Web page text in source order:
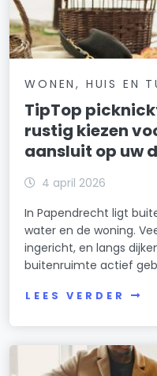
WONEN, HUIS EN
TipTop
rustig kiezen
aansluit op uw
4 april 2026
In Papendrecht ligt
water en de woning.
ingericht, en langs
buitenruimte actief
LEES VERDER